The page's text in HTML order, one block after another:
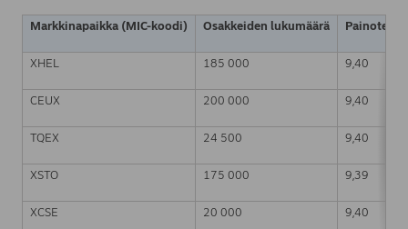
Markkinapaikka (MIC-koodi) Osakkeiden lukumäärä Painotettu
XHEL 185 000 9,40
CEUX 200 000 9,40
TQEX 24 500 9,40
XSTO 175 000 9,39
XCSE 20 000 9,40